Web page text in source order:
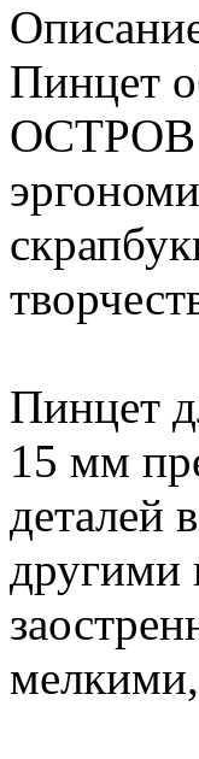
Пинцет
ОСТРОВ
Пинцет
15 мм
деталей
другими